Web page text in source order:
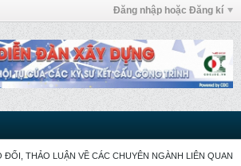
Đăng nhập hoặc Đăng kí
ĐỔI, THẢO LUẬN VỀ CÁC CHUYÊN NGÀNH LIÊN QUAN